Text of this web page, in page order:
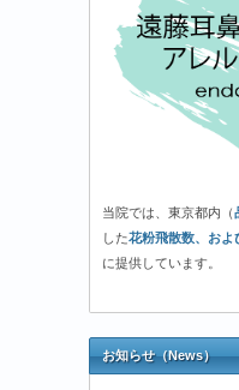
当院では、東京都内（
した花粉飛散数、およ
に提供しています。
お知らせ（News）